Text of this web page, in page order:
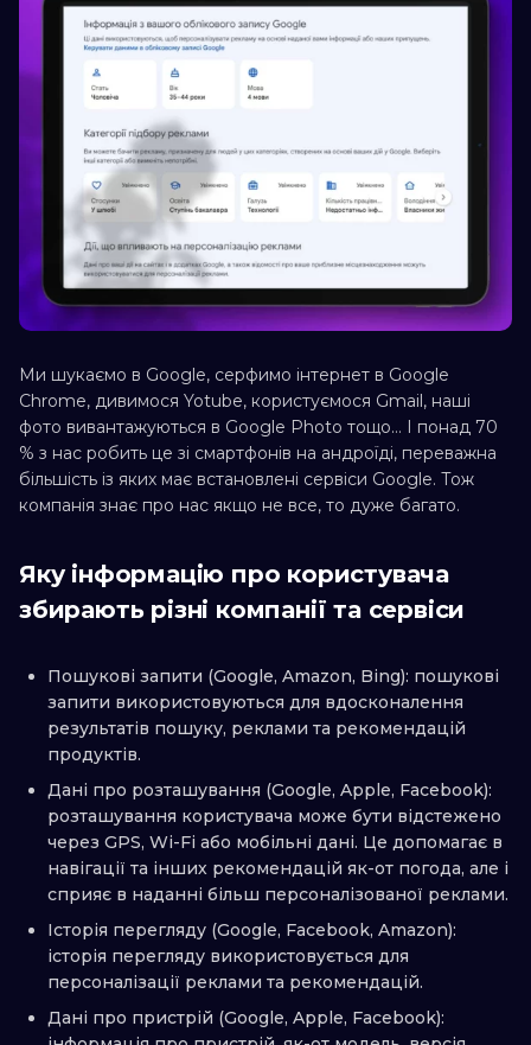
Ми шукаємо в Google, серфимо інтернет в Google
Chrome, дивимося Yotube, користуємося Gmail, наші
фото вивантажуються в Google Photo тощо… І понад 70
% з нас робить це зі смартфонів на андроїді, переважна
більшість із яких має встановлені сервіси Google. Тож
компанія знає про нас якщо не все, то дуже багато.
Яку інформацію про користувача
збирають різні компанії та сервіси
Пошукові запити (Google, Amazon, Bing): пошукові
запити використовуються для вдосконалення
результатів пошуку, реклами та рекомендацій
продуктів.
Дані про розташування (Google, Apple, Facebook):
розташування користувача може бути відстежено
через GPS, Wi-Fi або мобільні дані. Це допомагає в
навігації та інших рекомендацій як-от погода, але і
сприяє в наданні більш персоналізованої реклами.
Історія перегляду (Google, Facebook, Amazon):
історія перегляду використовується для
персоналізації реклами та рекомендацій.
Дані про пристрій (Google, Apple, Facebook):